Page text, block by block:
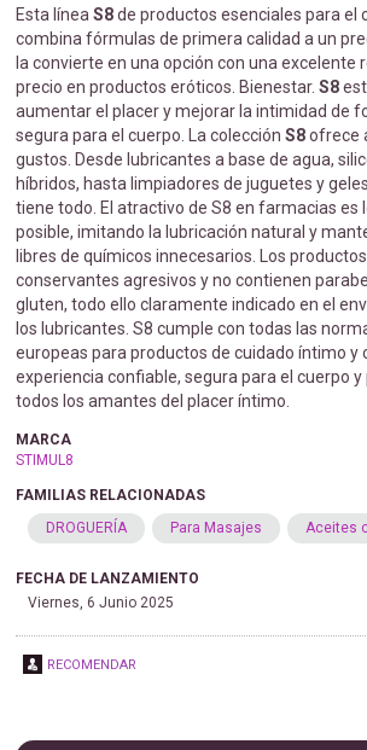
Esta líneaS8de productos esenciales para el
combina fórmulas de primera calidad a un
la convierte en una opción con una excelente
precio en productos eróticos. Bienestar.S8
aumentar el placer y mejorar la intimidad de
segura para el cuerpo. La colecciónS8ofrece
gustos. Desde lubricantes a base de agua,
híbridos, hasta limpiadores de juguetes y
tiene todo. El atractivo de S8 en farmacias es
posible, imitando la lubricación natural y
libres de químicos innecesarios. Los
conservantes agresivos y no contienen
gluten, todo ello claramente indicado en el
los lubricantes. S8 cumple con todas las
europeas para productos de cuidado íntimo y
experiencia confiable, segura para el cuerpo
todos los amantes del placer íntimo.
MARCA
STIMUL8
FAMILIAS RELACIONADAS
DROGUERÍA
Para Masajes Aceites
FECHA DE LANZAMIENTO
Viernes, 6 Junio 2025
RECOMENDAR